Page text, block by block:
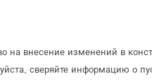
на внесение изменений в
сверяйте информацию о